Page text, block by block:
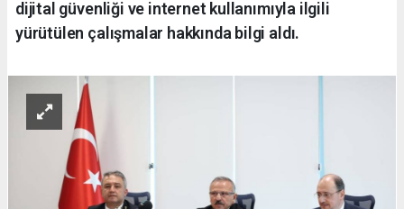
dijital güvenliği ve internet kullanımıyla ilgili
yürütülen çalışmalar hakkında bilgi aldı.